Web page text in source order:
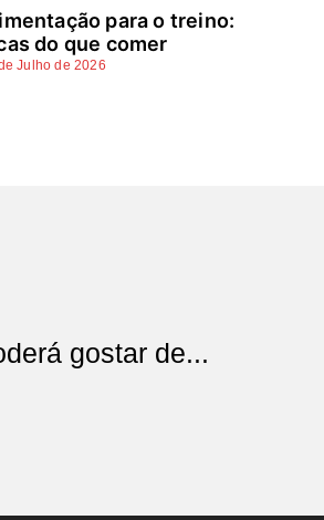
para o treino:
do que comer
Julho de 2026
gostar de...